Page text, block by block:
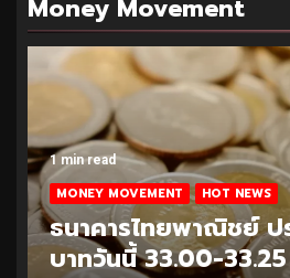
Money Movement
1 min read
MONEY MOVEMENT HOT NEWS
ธนาคารไทยพาณิชย์ ป
บาทวันนี้ 32.95-